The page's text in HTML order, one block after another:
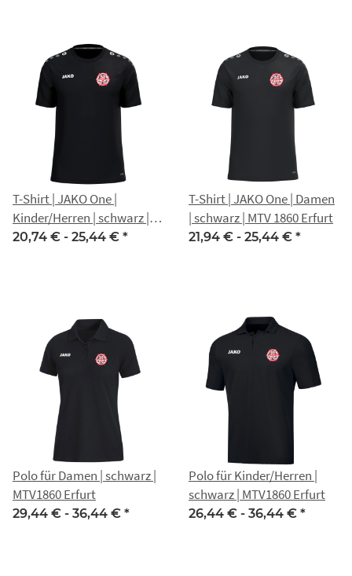
T-Shirt | JAKO One |
Kinder/Herren | schwarz |
MTV 1860 Erfurt
20,74 € - 25,44 € *
T-Shirt | JAKO One | Damen
| schwarz | MTV 1860 Erfurt
21,94 € - 25,44 € *
Polo für Damen | schwarz |
MTV1860 Erfurt
29,44 € - 36,44 € *
Polo für Kinder/Herren |
schwarz | MTV1860 Erfurt
26,44 € - 36,44 € *